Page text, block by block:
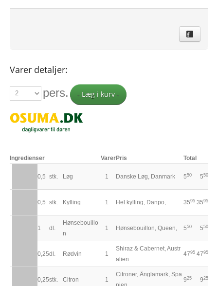
Varer detaljer:
pers. - Læg i kurv -
Ingredienser VarerPris Total
0,5 stk. Løg 1 Danske Løg, Danmark 550 550
0,5 stk. Kylling 1 Hel kylling, Danpo, 3595 3595
1 dl.
Hønsebouillo
n
1 Hønsebouillon, Queen, 550 550
0,25dl. Rødvin 1
Shiraz & Cabernet, Austr
alien
4795 4795
0,25stk. Citron 1
Citroner, Änglamark, Spa
925 925